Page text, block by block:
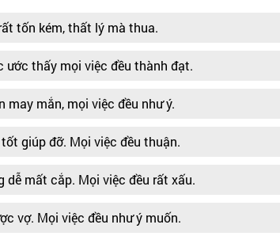
tốn kém, thất lý mà thua.
ước thấy mọi việc đều thành đạt.
mắn, mọi việc đều như ý.
giúp đỡ. Mọi việc đều thuận.
dễ mất cắp. Mọi việc đều rất xấu.
vợ. Mọi việc đều như ý muốn.